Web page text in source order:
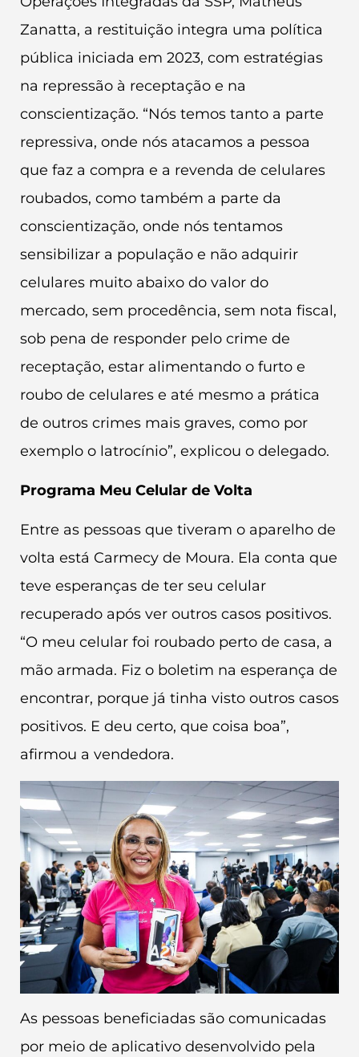
Zanatta, a restituição integra uma política
pública iniciada em 2023, com estratégias
na repressão à receptação e na
conscientização. “Nós temos tanto a parte
repressiva, onde nós atacamos a pessoa
que faz a compra e a revenda de celulares
roubados, como também a parte da
conscientização, onde nós tentamos
sensibilizar a população e não adquirir
celulares muito abaixo do valor do
mercado, sem procedência, sem nota fiscal,
sob pena de responder pelo crime de
receptação, estar alimentando o furto e
roubo de celulares e até mesmo a prática
de outros crimes mais graves, como por
exemplo o latrocínio”, explicou o delegado.
Programa Meu Celular de Volta
Entre as pessoas que tiveram o aparelho de
volta está Carmecy de Moura. Ela conta que
teve esperanças de ter seu celular
recuperado após ver outros casos positivos.
“O meu celular foi roubado perto de casa, a
mão armada. Fiz o boletim na esperança de
encontrar, porque já tinha visto outros casos
positivos. E deu certo, que coisa boa”,
afirmou a vendedora.
As pessoas beneficiadas são comunicadas
por meio de aplicativo desenvolvido pela